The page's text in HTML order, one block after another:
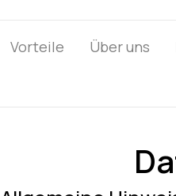
Vorteile Über uns